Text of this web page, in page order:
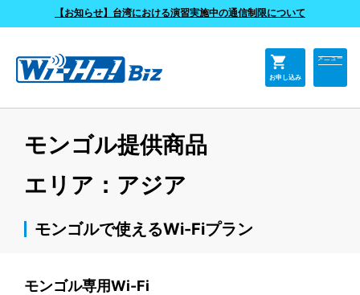
【お知らせ】台湾における演習実施中の通信制限について
shopping_cart
お申し込み
メニュー
よくあるご質問
モンゴル提供商品
エリア：アジア
モンゴルで使えるWi-Fiプラン
モンゴル専用Wi-Fi